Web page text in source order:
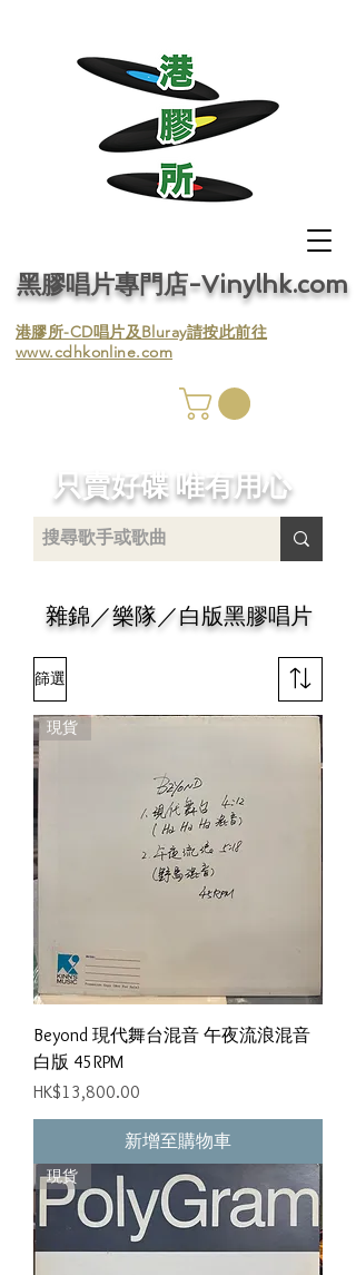
黑膠唱片專門店-Vinylhk.com
​港膠所-CD唱片及Bluray請按此前往
www.cdhkonline.com
​只賣好碟 唯有用心
雜錦／樂隊／白版黑膠唱片
篩選
現貨
Beyond 現代舞台混音 午夜流浪混音
白版 45RPM
價格
HK$13,800.00
新增至購物車
現貨